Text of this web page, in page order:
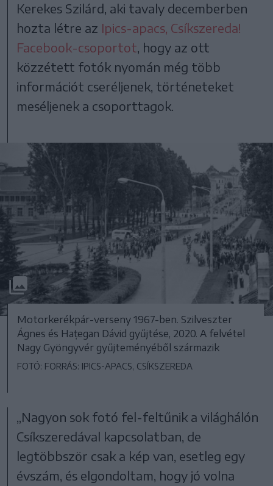
Kerekes Szilárd, aki tavaly decemberben
hozta létre az Ipics-apacs, Csíkszereda!
Facebook-csoportot, hogy az ott
közzétett fotók nyomán még több
információt cseréljenek, történeteket
meséljenek a csoporttagok.
Motorkerékpár-verseny 1967-ben. Szilveszter
Ágnes és Hațegan Dávid gyűjtése, 2020. A felvétel
Nagy Gyöngyvér gyűjteményéből származik
FOTÓ: FORRÁS: IPICS-APACS, CSÍKSZEREDA
„Nagyon sok fotó fel-feltűnik a világhálón
Csíkszeredával kapcsolatban, de
legtöbbször csak a kép van, esetleg egy
évszám, és elgondoltam, hogy jó volna